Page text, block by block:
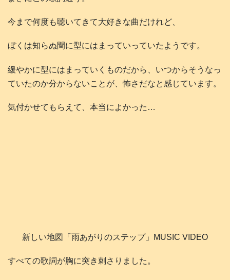
今まで何度も聴いてきて大好きな曲だけれど、
ぼくは知らぬ間に型にはまっていっていたようです。
緩やかに型にはまっていくものだから、いつからそうなっ
ていたのか分からないことが、怖さだなと感じています。
気付かせてもらえて、本当によかった…
新しい地図「雨あがりのステップ」MUSIC VIDEO
すべての歌詞が胸に突き刺さりました。